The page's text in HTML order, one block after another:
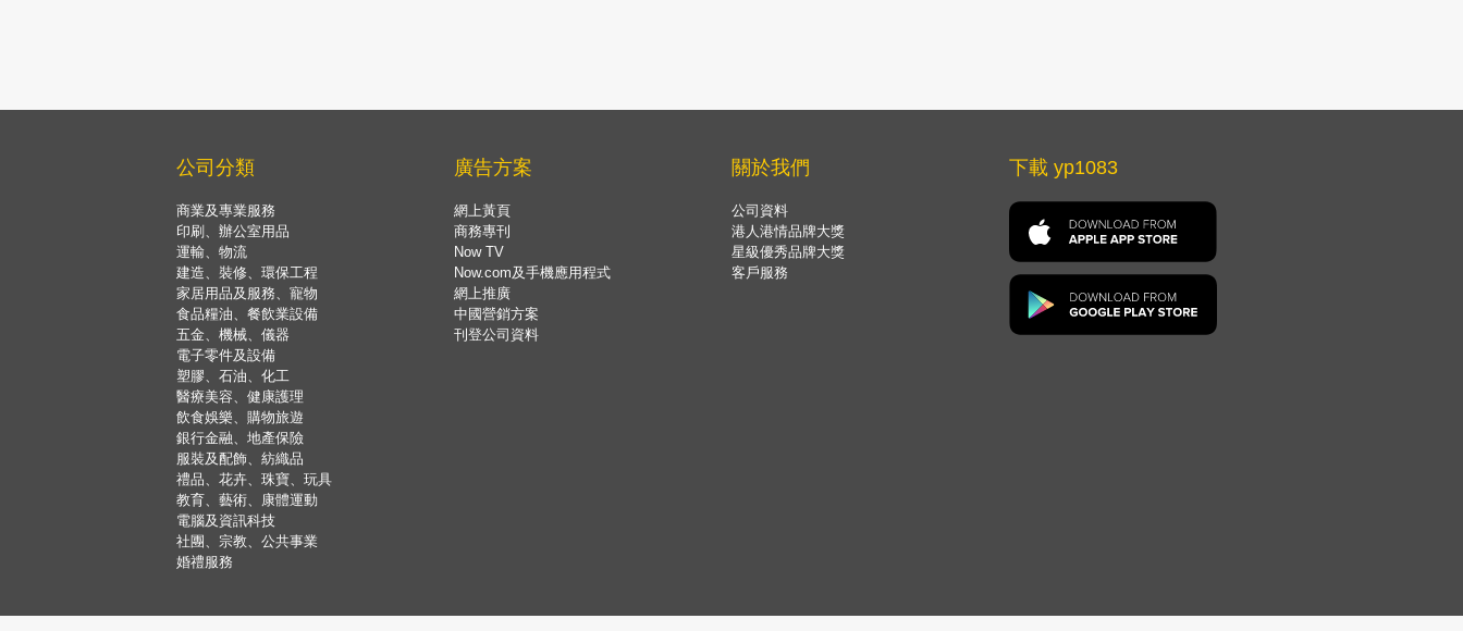
公司分類
商業及專業服務
印刷、辦公室用品
運輸、物流
建造、裝修、環保工程
家居用品及服務、寵物
食品糧油、餐飲業設備
五金、機械、儀器
電子零件及設備
塑膠、石油、化工
醫療美容、健康護理
飲食娛樂、購物旅遊
銀行金融、地產保險
服裝及配飾、紡織品
禮品、花卉、珠寶、玩具
教育、藝術、康體運動
電腦及資訊科技
社團、宗教、公共事業
婚禮服務
廣告方案
網上黃頁
商務專刊
Now TV
Now.com及手機應用程式
網上推廣
中國營銷方案
刊登公司資料
關於我們
公司資料
港人港情品牌大獎
星級優秀品牌大獎
客戶服務
下載 yp1083